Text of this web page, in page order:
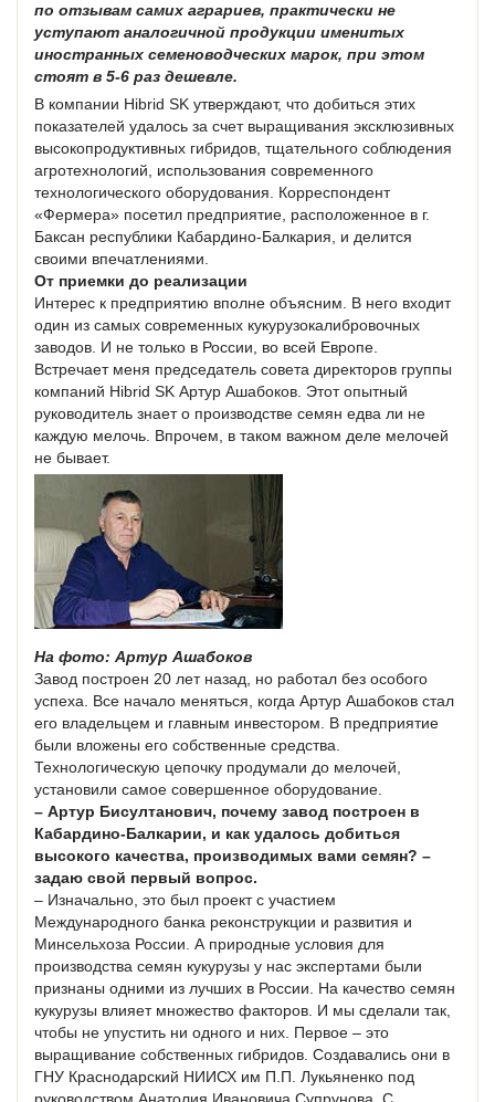
по отзывам самих аграриев, практически не
уступают аналогичной продукции именитых
иностранных семеноводческих марок, при этом
стоят в 5-6 раз дешевле.
В компании Hibrid SK утверждают, что добиться этих
показателей удалось за счет выращивания эксклюзивных
высокопродуктивных гибридов, тщательного соблюдения
агротехнологий, использования современного
технологического оборудования. Корреспондент
«Фермера» посетил предприятие, расположенное в г.
Баксан республики Кабардино-Балкария, и делится
своими впечатлениями.
От приемки до реализации
Интерес к предприятию вполне объясним. В него входит
один из самых современных кукурузокалибровочных
заводов. И не только в России, во всей Европе.
Встречает меня председатель совета директоров группы
компаний Hibrid SK Артур Ашабоков. Этот опытный
руководитель знает о производстве семян едва ли не
каждую мелочь. Впрочем, в таком важном деле мелочей
не бывает.
На фото: Артур Ашабоков
Завод построен 20 лет назад, но работал без особого
успеха. Все начало меняться, когда Артур Ашабоков стал
его владельцем и главным инвестором. В предприятие
были вложены его собственные средства.
Технологическую цепочку продумали до мелочей,
установили самое совершенное оборудование.
– Артур Бисултанович, почему завод построен в
Кабардино-Балка­рии, и как удалось добиться
высокого качества, производимых вами семян? –
задаю свой первый вопрос.
– Изначально, это был проект с участием
Международного банка реконструкции и развития и
Минсельхоза России. А природные условия для
производства семян кукурузы у нас экспертами были
признаны одними из лучших в России. На качество семян
кукурузы влияет множество факторов. И мы сделали так,
чтобы не упустить ни одного и них. Первое – это
выращивание собственных гибридов. Создавались они в
ГНУ Краснодарский НИИСХ им П.П. Лукьяненко под